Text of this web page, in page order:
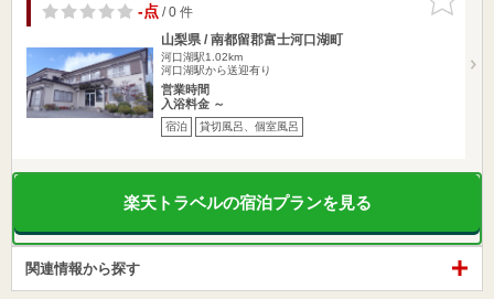
りに追加
-点/ 0 件
山梨県 / 南都留郡富士河口湖町
河口湖駅1.02km
河口湖駅から送迎有り
営業時間
入浴料金 ～
宿泊 貸切風呂、個室風呂
楽天トラベルの宿泊プランを見る
関連情報から探す